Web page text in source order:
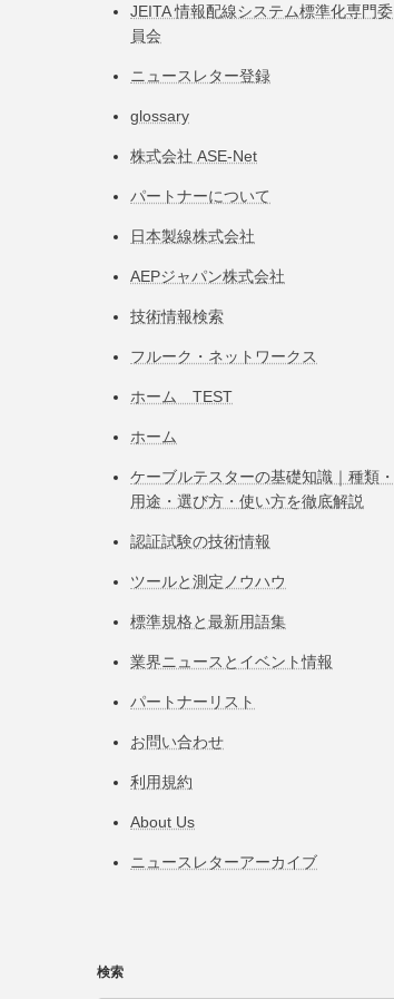
JEITA 情報配線システム標準化専⾨委
員会
ニュースレター登録
glossary
株式会社 ASE-Net
パートナーについて
日本製線株式会社
AEPジャパン株式会社
技術情報検索
フルーク・ネットワークス
ホーム TEST
ホーム
ケーブルテスターの基礎知識｜種類・
用途・選び方・使い方を徹底解説
認証試験の技術情報
ツールと測定ノウハウ
標準規格と最新用語集
業界ニュースとイベント情報
パートナーリスト
お問い合わせ
利用規約
About Us
ニュースレターアーカイブ
検索